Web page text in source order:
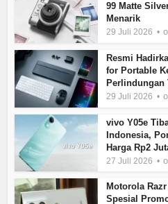
99 Matte
Menarik
29 Juli 2026
Resmi
for Portable
Perlindungan
29 Juli 2026
vivo Y05e
Indonesia,
Harga Rp2
27 Juli 2026
Motorola
Spesial